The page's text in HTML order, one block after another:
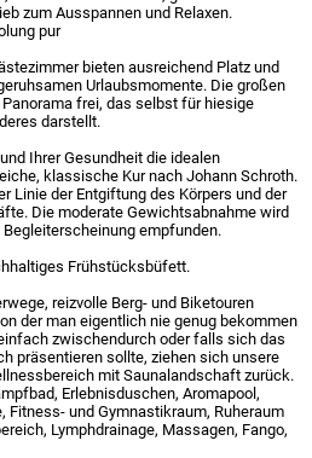
zum Ausspannen und Relaxen.
pur
bieten ausreichend Platz und
Urlaubsmomente. Die großen
frei, das selbst für hiesige
darstellt.
Ihrer Gesundheit die idealen
klassische Kur nach Johann Schroth.
Linie der Entgiftung des Körpers und der
Die moderate Gewichtsabnahme wird
empfunden.
Frühstücksbüfett.
reizvolle Berg- und Biketouren
der man eigentlich nie genug bekommen
zwischendurch oder falls sich das
präsentieren sollte, ziehen sich unsere
mit Saunalandschaft zurück.
Erlebnisduschen, Aromapool,
Fitness- und Gymnastikraum, Ruheraum
Lymphdrainage, Massagen, Fango,